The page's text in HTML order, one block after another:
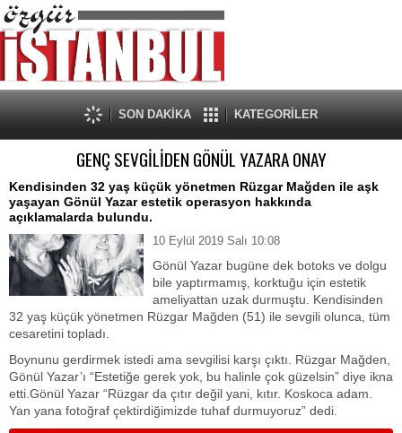
SON DAKİKA KATEGORİLER
GENÇ SEVGİLİDEN GÖNÜL YAZARA ONAY
Kendisinden 32 yaş küçük yönetmen Rüzgar Mağden ile aşk
yaşayan Gönül Yazar estetik operasyon hakkında
açıklamalarda bulundu.
10 Eylül 2019 Salı 10:08
Gönül Yazar bugüne dek botoks ve dolgu
bile yaptırmamış, korktuğu için estetik
ameliyattan uzak durmuştu. Kendisinden
32 yaş küçük yönetmen Rüzgar Mağden (51) ile sevgili olunca, tüm
cesaretini topladı.
Boynunu gerdirmek istedi ama sevgilisi karşı çıktı. Rüzgar Mağden,
Gönül Yazar’ı “Estetiğe gerek yok, bu halinle çok güzelsin” diye ikna
etti.Gönül Yazar “Rüzgar da çıtır değil yani, kıtır. Koskoca adam.
Yan yana fotoğraf çektirdiğimizde tuhaf durmuyoruz” dedi.